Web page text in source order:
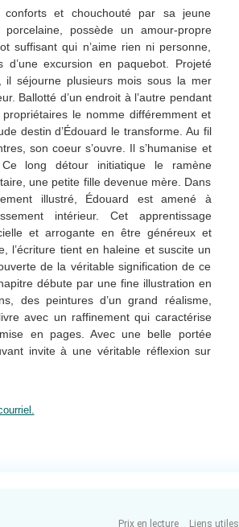
et chouchouté par sa jeune
possède un amour-propre
suffisant qui n’aime rien ni personne,
excursion en paquebot. Projeté
il séjourne plusieurs mois sous la mer
Ballotté d’un endroit à l’autre pendant
le nomme différemment et
destin d’Édouard le transforme. Au fil
son coeur s’ouvre. Il s’humanise et
long détour initiatique le ramène
une petite fille devenue mère. Dans
illustré, Édouard est amené à
intérieur. Cet apprentissage
et arrogante en être généreux et
l’écriture tient en haleine et suscite un
de la véritable signification de ce
débute par une fine illustration en
des peintures d’un grand réalisme,
avec un raffinement qui caractérise
en pages. Avec une belle portée
invite à une véritable réflexion sur
Prix en lecture Liens utiles